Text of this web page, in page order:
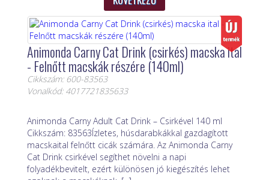
Animonda Carny Cat Drink (csirkés) macska ital
- Felnőtt macskák részére (140ml)
Cikkszám: 600-83563
Vonalkód: 4017721835633
Animonda Carny Adult Cat Drink – Csirkével 140 ml
Cikkszám: 83563Ízletes, húsdarabkákkal gazdagított
macskaital felnőtt cicák számára. Az Animonda Carny
Cat Drink csirkével segíthet növelni a napi
folyadékbevitelt, ezért különösen jó kiegészítés lehet